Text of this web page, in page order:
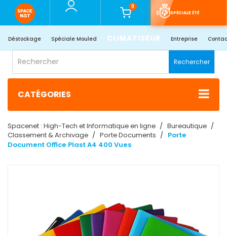
0
SPÉCIALE ÉTÉ
Déstockage Spéciale Mouled CLIMATISEUR Entreprise
Rechercher
CATÉGORIES
Spacenet : High-Tech et Informatique en ligne
Bureautique
Classement & Archivage
Porte Documents
Porte
Document Office Plast A4 400 Vues